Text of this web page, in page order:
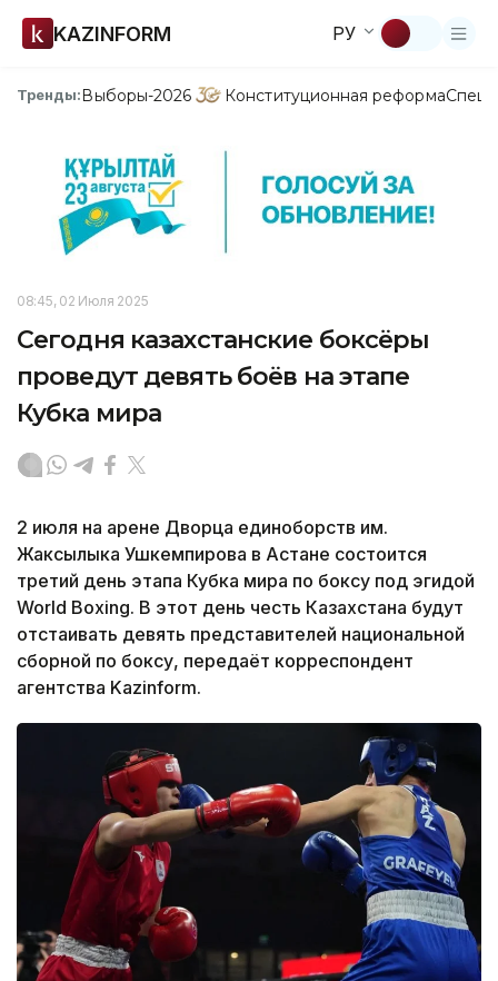
KAZINFORM РУ
Тренды:Выборы-2026 Конституционная реформа
08:45, 02 Июля 2025
Сегодня казахстанские боксёры
проведут девять боёв на этапе
Кубка мира
2 июля на арене Дворца единоборств им.
Жаксылыка Ушкемпирова в Астане состоится
третий день этапа Кубка мира по боксу под эгидой
World Boxing. В этот день честь Казахстана будут
отстаивать девять представителей национальной
сборной по боксу, передаёт корреспондент
агентства Kazinform.